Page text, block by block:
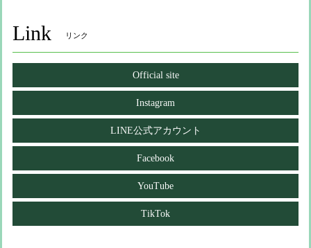
Link リンク
Official site
Instagram
LINE公式アカウント
Facebook
YouTube
TikTok